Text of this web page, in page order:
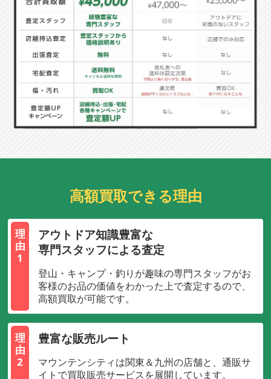
高額買取できる理由
理
由
1
アウトドア知識豊富な
専門スタッフによる査定
登山・キャンプ・釣りが趣味の専門スタッフがお
客様のお品の価値をわかった上で査定するので、
高額買取が可能です。
理
由
2
豊富な販売ルート
マウンテンシティは関東＆九州の店舗と、通販サ
イトで買取販売サービスを展開しています。